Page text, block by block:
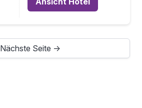
Nächste Seite →